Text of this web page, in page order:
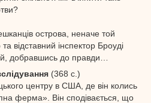
острова, неначе той
відставний інспектор Броуді
добравшись до правди…
(368 с.)
центру в США, де він колись
ферма». Він сподівається, що